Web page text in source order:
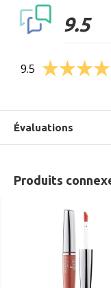
9.5
9.5
Évaluations
Produits